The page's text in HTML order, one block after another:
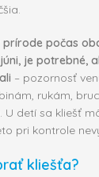
počas
je potrebné,
– pozornosť
rukám,
detí sa kliešť
pri kontrole
kliešťa?